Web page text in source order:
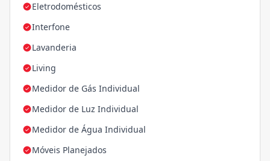
Eletrodomésticos
Interfone
Lavanderia
Living
Medidor de Gás Individual
Medidor de Luz Individual
Medidor de Água Individual
Móveis Planejados